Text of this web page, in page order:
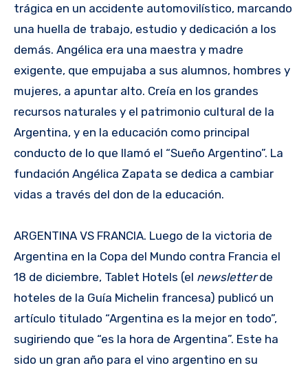
trágica en un accidente automovilístico, marcando
una huella de trabajo, estudio y dedicación a los
demás. Angélica era una maestra y madre
exigente, que empujaba a sus alumnos, hombres y
mujeres, a apuntar alto. Creía en los grandes
recursos naturales y el patrimonio cultural de la
Argentina, y en la educación como principal
conducto de lo que llamó el “Sueño Argentino”. La
fundación Angélica Zapata se dedica a cambiar
vidas a través del don de la educación.
ARGENTINA VS FRANCIA. Luego de la victoria de
Argentina en la Copa del Mundo contra Francia el
18 de diciembre, Tablet Hotels (el newsletterde
hoteles de la Guía Michelin francesa) publicó un
artículo titulado “Argentina es la mejor en todo”,
sugiriendo que “es la hora de Argentina”. Este ha
sido un gran año para el vino argentino en su